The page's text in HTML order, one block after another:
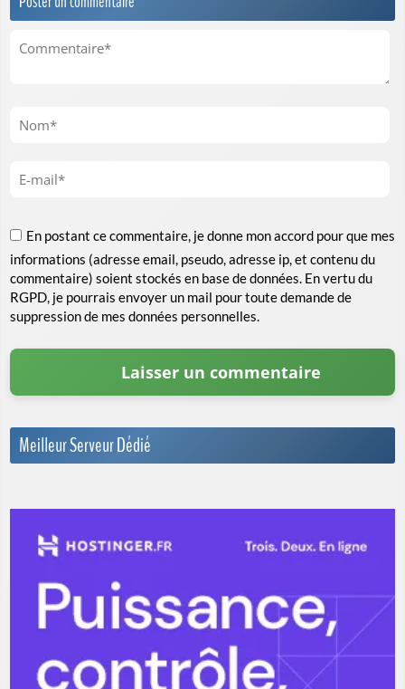
En postant ce commentaire, je donne mon accord pour que mes
informations (adresse email, pseudo, adresse ip, et contenu du
commentaire) soient stockés en base de données. En vertu du
RGPD, je pourrais envoyer un mail pour toute demande de
suppression de mes données personnelles.
Meilleur Serveur Dédié